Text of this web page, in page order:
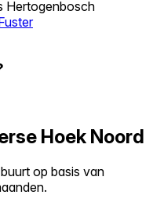
Hertogenbosch
Hoek Noord
op basis van